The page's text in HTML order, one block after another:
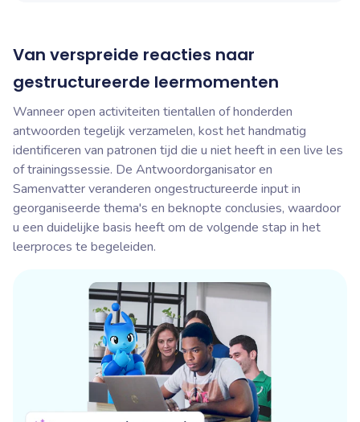
Van verspreide reacties naar
gestructureerde leermomenten
Wanneer open activiteiten tientallen of honderden
antwoorden tegelijk verzamelen, kost het handmatig
identificeren van patronen tijd die u niet heeft in een live les
of trainingssessie. De Antwoordorganisator en
Samenvatter veranderen ongestructureerde input in
georganiseerde thema's en beknopte conclusies, waardoor
u een duidelijke basis heeft om de volgende stap in het
leerproces te begeleiden.